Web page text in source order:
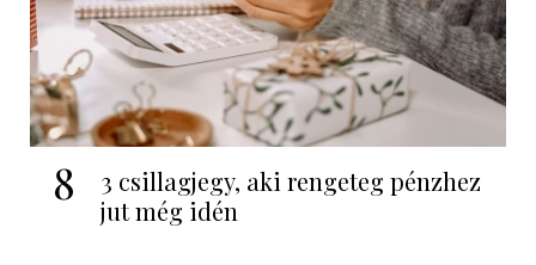
8
3 csillagjegy, aki rengeteg pénzhez
jut még idén